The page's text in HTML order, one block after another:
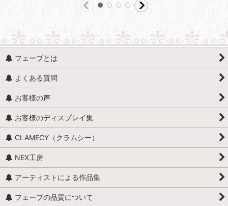
フェーブとは
よくある質問
お客様の声
お客様のディスプレイ集
CLAMECY（クラムシー）
NEX工房
アーティストによる作品集
フェーブの品質について